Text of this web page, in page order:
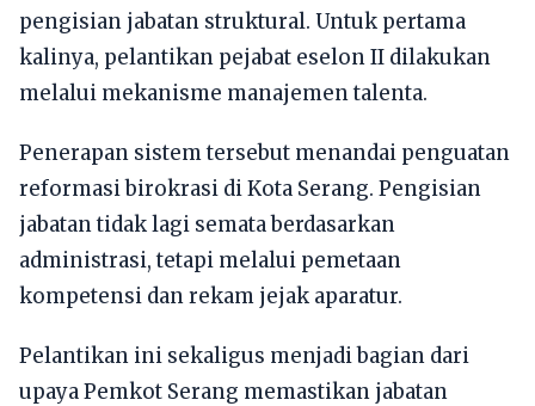
pengisian jabatan struktural. Untuk pertama
kalinya, pelantikan pejabat eselon II dilakukan
melalui mekanisme manajemen talenta.
Penerapan sistem tersebut menandai penguatan
reformasi birokrasi di Kota Serang. Pengisian
jabatan tidak lagi semata berdasarkan
administrasi, tetapi melalui pemetaan
kompetensi dan rekam jejak aparatur.
Pelantikan ini sekaligus menjadi bagian dari
upaya Pemkot Serang memastikan jabatan